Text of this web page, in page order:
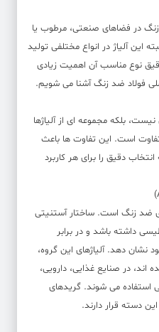
در فضاهای صنعتی، مرطوب یا
این آلیاژ در انواع مختلفی تولید
نوع مناسب آن اهمیت زیادی
فولاد ضد زنگ آشنا می شویم.
بلکه مجموعه ای از آلیاژها
است. این تفاوت ها باعث
دقیق را برای هر کاربرد
ضد زنگ است. ساختار آستنیتی
داشته باشد و در برابر
نشان دهد. آلیاژهای این گروه،
در صنایع غذایی، دارویی،
استفاده می شوند. گریدهای